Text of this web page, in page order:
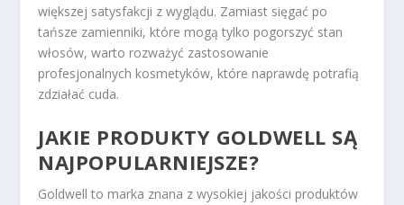
większej satysfakcji z wyglądu. Zamiast sięgać po
tańsze zamienniki, które mogą tylko pogorszyć stan
włosów, warto rozważyć zastosowanie
profesjonalnych kosmetyków, które naprawdę potrafią
zdziałać cuda.
JAKIE PRODUKTY GOLDWELL SĄ
NAJPOPULARNIEJSZE?
Goldwell to marka znana z wysokiej jakości produktów